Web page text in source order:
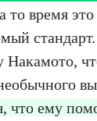
то время
Накамото,
что ему